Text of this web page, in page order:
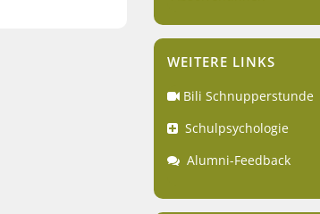
WEITERE LINKS
Bili Schnupperstunde
Schulpsychologie
Alumni-Feedback